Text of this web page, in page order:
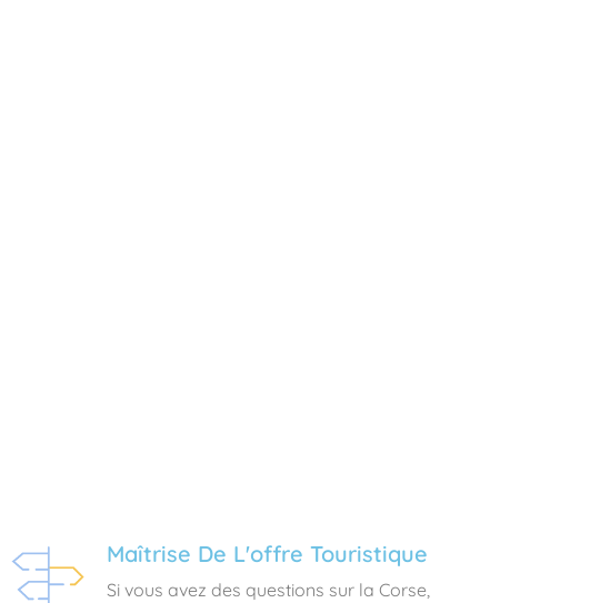
Maîtrise De L'offre Touristique
Si vous avez des questions sur la Corse,